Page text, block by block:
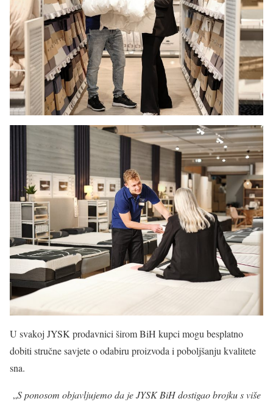
U svakoj JYSK prodavnici širom BiH kupci mogu besplatno
dobiti stručne savjete o odabiru proizvoda i poboljšanju kvalitete
sna.
„S ponosom objavljujemo da je JYSK BiH dostigao brojku s više